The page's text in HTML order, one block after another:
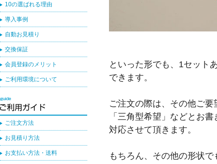
といった形でも、1セット
できます。
ご注文の際は、その他ご要
「三角型希望」などとお
対応させて頂きます。
もちろん、その他の形状
10の選ばれる理由
導入事例
自動お見積り
交換保証
会員登録のメリット
ご利用環境について
ご注文方法
お見積り方法
お支払い方法・送料